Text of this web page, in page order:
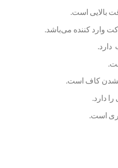
بالایی است.
نشدن کاف است.
دارد.
است.